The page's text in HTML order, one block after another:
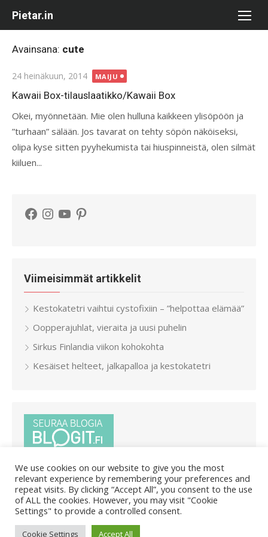
Pietar.in
Avainsana: cute
Posted
on
24 heinäkuun, 2014 MAIJU
Kawaii Box-tilauslaatikko/Kawaii Box
Okei, myönnetään. Mie olen hulluna kaikkeen ylisöpöön ja
”turhaan” sälään. Jos tavarat on tehty söpön näköiseksi,
olipa kyse sitten pyyhekumista tai hiuspinneistä, olen silmät
kiiluen...
Facebook
Instagram
YouTubePinterest
Viimeisimmät artikkelit
Kestokatetri vaihtui cystofixiin – ”helpottaa elämää”
Oopperajuhlat, vieraita ja uusi puhelin
Sirkus Finlandia viikon kohokohta
Kesäiset helteet, jalkapalloa ja kestokatetri
© 2026 Pietar.in/ Powered by WordPress
We use cookies on our website to give you the most
relevant experience by remembering your preferences and
repeat visits. By clicking “Accept All”, you consent to the use
of ALL the cookies. However, you may visit "Cookie
Settings" to provide a controlled consent.
Cookie Settings Accept All